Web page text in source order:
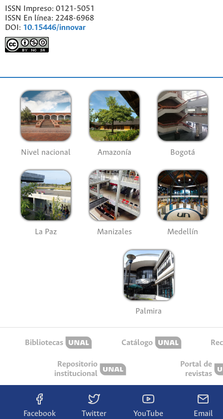
ISSN Impreso: 0121-5051
ISSN En línea: 2248-6968
DOI: 10.15446/innovar
Nivel nacional Amazonía Bogotá
La Paz Manizales Medellín
Palmira
Bibliotecas Catálogo
Repositorio
institucional
Portal de
revistas
Facebook Twitter YouTube Email